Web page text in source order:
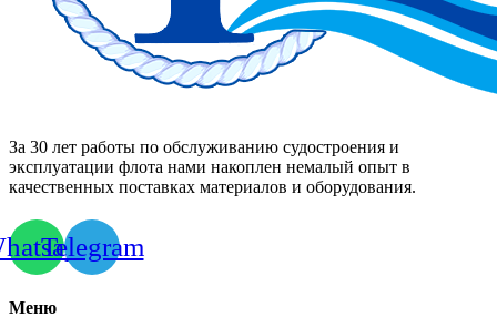
За 30 лет работы по обслуживанию судостроения и
эксплуатации флота нами накоплен немалый опыт в
качественных поставках материалов и оборудования.
Telegram
Меню